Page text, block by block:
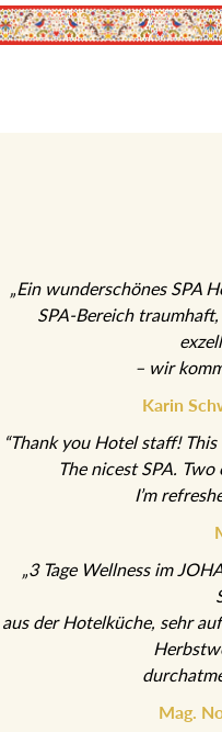
„Ein wunderschönes SPA
SPA-Bereich
– wir
Karin
“Thank you Hotel staff!
The nicest SPA. Two
I’m
„3 Tage Wellness im
aus der Hotelküche, sehr
Mag.